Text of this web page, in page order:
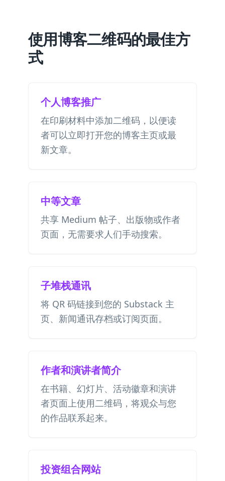
使用博客二维码的最佳方
式
个人博客推广
在印刷材料中添加二维码，以便读
者可以立即打开您的博客主页或最
新文章。
中等文章
共享 Medium 帖子、出版物或作者
页面，无需要求人们手动搜索。
子堆栈通讯
将 QR 码链接到您的 Substack 主
页、新闻通讯存档或订阅页面。
作者和演讲者简介
在书籍、幻灯片、活动徽章和演讲
者页面上使用二维码，将观众与您
的作品联系起来。
投资组合网站